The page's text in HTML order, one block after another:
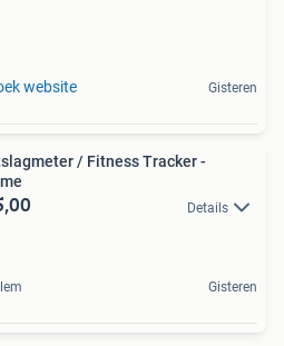
website Gisteren
/ Fitness Tracker -
Details
Gisteren